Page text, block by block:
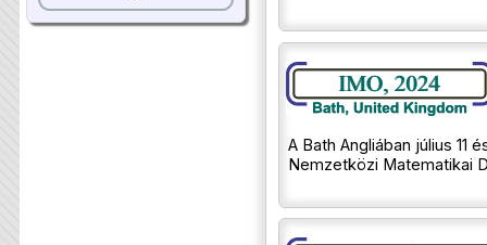
A Bath Angliában július 11
Nemzetközi Matematikai